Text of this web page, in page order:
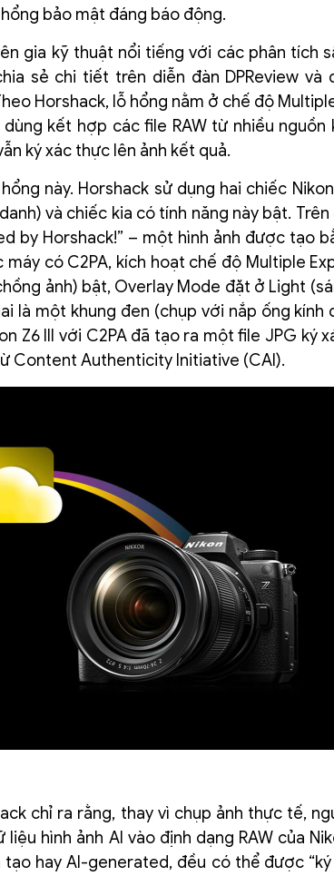
bảo mật đáng báo động.
gia kỹ thuật nổi tiếng với các phân tích
sẻ chi tiết trên diễn đàn DPReview
Horshack, lỗ hổng nằm ở chế độ
kết hợp các file RAW từ nhiều nguồn
ký xác thực lên ảnh kết quả.
này. Horshack sử dụng hai chiếc
và chiếc kia có tính năng này bật.
by Horshack!” – một hình ảnh được tạo
có C2PA, kích hoạt chế độ Multiple
ảnh) bật, Overlay Mode đặt ở Light
là một khung đen (chụp với nắp ống kính
Z6 III với C2PA đã tạo ra một file JPG ký
Content Authenticity Initiative (CAI).
chỉ ra rằng, thay vì chụp ảnh thực tế,
hình ảnh AI vào định dạng RAW của
hay AI-generated, đều có thể được